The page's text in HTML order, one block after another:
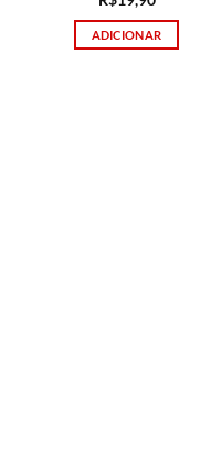
ADICIONAR